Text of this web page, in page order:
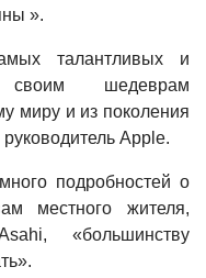
».
талантливых и
своим шедеврам
миру и из поколения
Apple.
подробностей о
местного жителя,
«большинству